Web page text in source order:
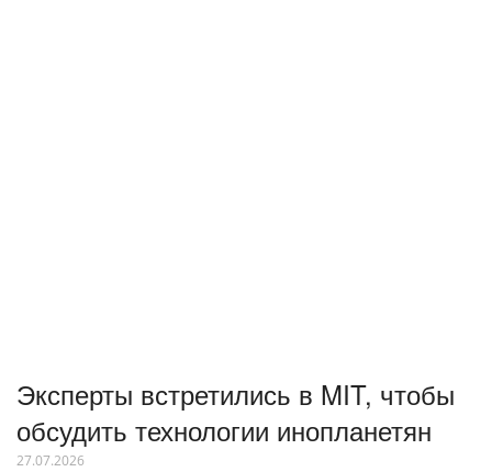
Эксперты встретились в MIT, чтобы
обсудить технологии инопланетян
27.07.2026